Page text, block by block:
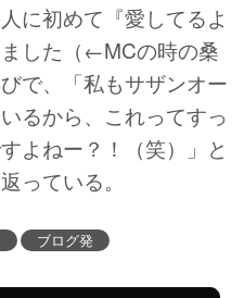
に初めて『愛してるよ
した（←MCの時の桑
で、「私もサザンオー
るから、これってすっ
よねー？！（笑）」と
っている。
ブログ発